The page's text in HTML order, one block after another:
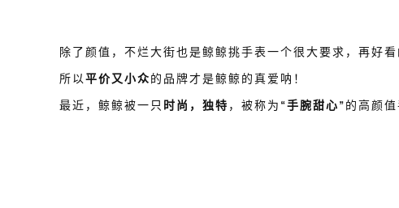
除了颜值，不烂大街也是鲸鲸挑手表一个很大要求，再好
所以平价又小众的品牌才是鲸鲸的真爱呐！
最近，鲸鲸被一只 时尚，独特 ，被称为 “手腕甜心”的高颜